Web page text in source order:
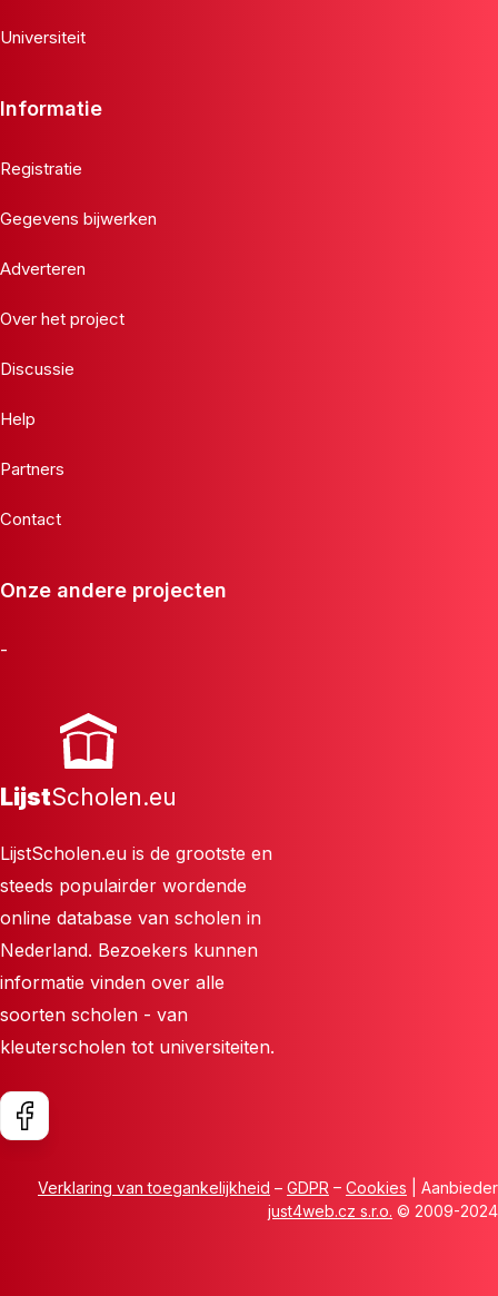
Universiteit
Informatie
Registratie
Gegevens bijwerken
Adverteren
Over het project
Discussie
Help
Partners
Contact
Onze andere projecten
-
LijstScholen.eu
LijstScholen.eu is de grootste en
steeds populairder wordende
online database van scholen in
Nederland. Bezoekers kunnen
informatie vinden over alle
soorten scholen - van
kleuterscholen tot universiteiten.
Verklaring van toegankelijkheid – GDPR – Cookies | Aanbieder
just4web.cz s.r.o. © 2009-2024